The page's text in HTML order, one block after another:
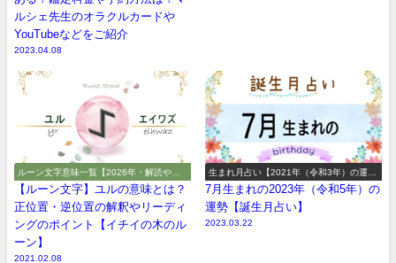
ルシェ先生のオラクルカードや
YouTubeなどをご紹介
2023.04.08
ルーン文字意味一覧【2026年・解読や解
釈やアルファベット】
【ルーン文字】ユルの意味とは？
正位置・逆位置の解釈やリーディ
ングのポイント【イチイの木のル
ーン】
2021.02.08
生まれ月占い【2021年（令和3年）の運
勢】
7月生まれの2023年（令和5年）の
運勢【誕生月占い】
2023.03.22